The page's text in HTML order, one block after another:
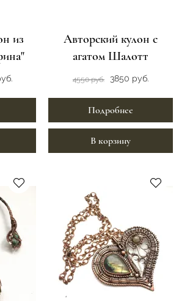
из
Авторский кулон с
агатом Шалотт
4550 руб. 3850 руб.
Подробнее
В корзину